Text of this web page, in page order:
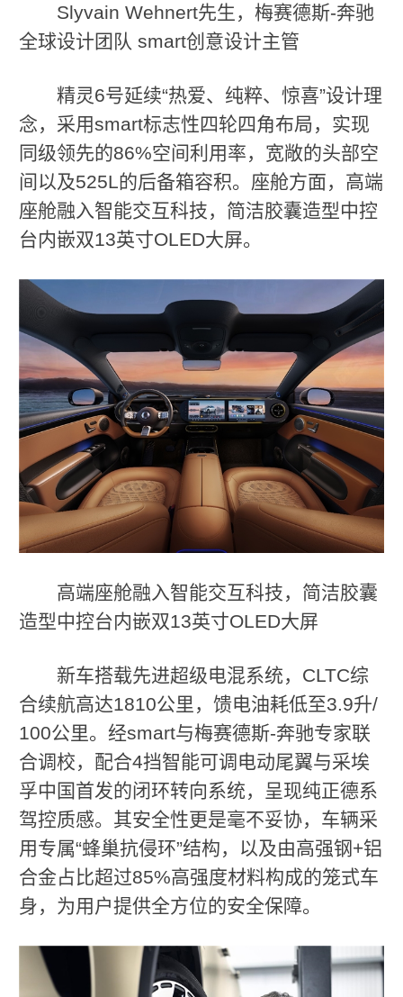
Slyvain Wehnert先生，梅赛德斯-奔驰
全球设计团队 smart创意设计主管
精灵6号延续“热爱、纯粹、惊喜”设计理
念，采用smart标志性四轮四角布局，实现
同级领先的86%空间利用率，宽敞的头部空
间以及525L的后备箱容积。座舱方面，高端
座舱融入智能交互科技，简洁胶囊造型中控
台内嵌双13英寸OLED大屏。
高端座舱融入智能交互科技，简洁胶囊
造型中控台内嵌双13英寸OLED大屏
新车搭载先进超级电混系统，CLTC综
合续航高达1810公里，馈电油耗低至3.9升/
100公里。经smart与梅赛德斯-奔驰专家联
合调校，配合4挡智能可调电动尾翼与采埃
孚中国首发的闭环转向系统，呈现纯正德系
驾控质感。其安全性更是毫不妥协，车辆采
用专属“蜂巢抗侵环”结构，以及由高强钢+铝
合金占比超过85%高强度材料构成的笼式车
身，为用户提供全方位的安全保障。